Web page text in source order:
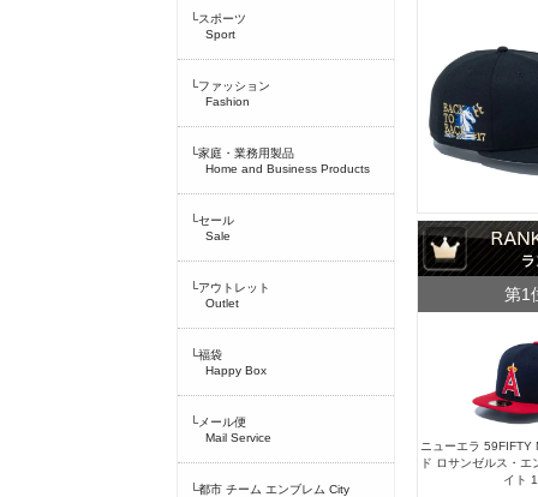
└スポーツ
Sport
└ファッション
Fashion
└家庭・業務用製品
Home and Business Products
└セール
Sale
└アウトレット
Outlet
└福袋
Happy Box
└メール便
Mail Service
└都市 チーム エンブレム City
第1
ニューエラ 59FIFTY
ド ロサンゼルス・エ
イト